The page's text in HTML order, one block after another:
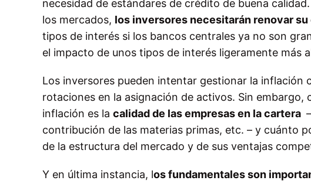
necesidad de estándares de crédito de buena
los mercados, los inversores necesitarán renovar su
tipos de interés si los bancos centrales ya no son
el impacto de unos tipos de interés ligeramente más
Los inversores pueden intentar gestionar la
rotaciones en la asignación de activos. Sin
inflación es la calidad de las empresas en la cartera
contribución de las materias primas, etc. – y cuánto
de la estructura del mercado y de sus ventajas
Y en última instancia, los fundamentales son